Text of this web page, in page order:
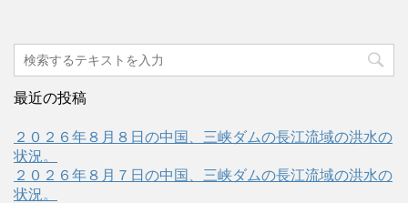
最近の投稿
２０２６年８月８日の中国、三峡ダムの長江流域の洪水の
状況。
２０２６年８月７日の中国、三峡ダムの長江流域の洪水の
状況。